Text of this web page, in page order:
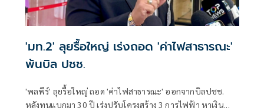
'มท.2' ลุยรื้อใหญ่ เร่งถอด 'ค่าไฟสาธารณะ'
พ้นบิล ปชช.
'พลพีร์' ลุยรื้อใหญ่ ถอด 'ค่าไฟสาธารณะ' ออกจากบิลปชช.
หลังทนแบกมา 30 ปี เร่งปรับโครงสร้าง 3 การไฟฟ้า หาเงิน